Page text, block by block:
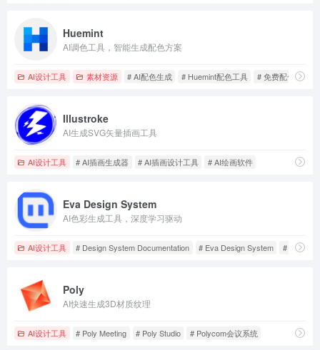
Huemint
AI调色工具，智能生成配色方案
AI设计工具 素材资源 # AI配色生成 # Huemint配色工具 # 免费配色工具
Illustroke
AI生成SVG矢量插画工具
AI设计工具 # AI插画生成器 # AI插画设计工具 # AI绘画软件
Eva Design System
AI色彩生成工具，深度学习驱动
AI设计工具 # Design System Documentation # Eva Design System # Mobile
Poly
AI快速生成3D材质纹理
AI设计工具 # Poly Meeting # Poly Studio # Polycom会议系统